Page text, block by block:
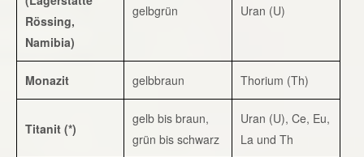
Rössing,
Namibia)
gelbgrün Uran (U)
Monazit gelbbraun Thorium (Th)
Titanit (*)
gelb bis braun,
grün bis schwarz
Uran (U), Ce, Eu,
La und Th